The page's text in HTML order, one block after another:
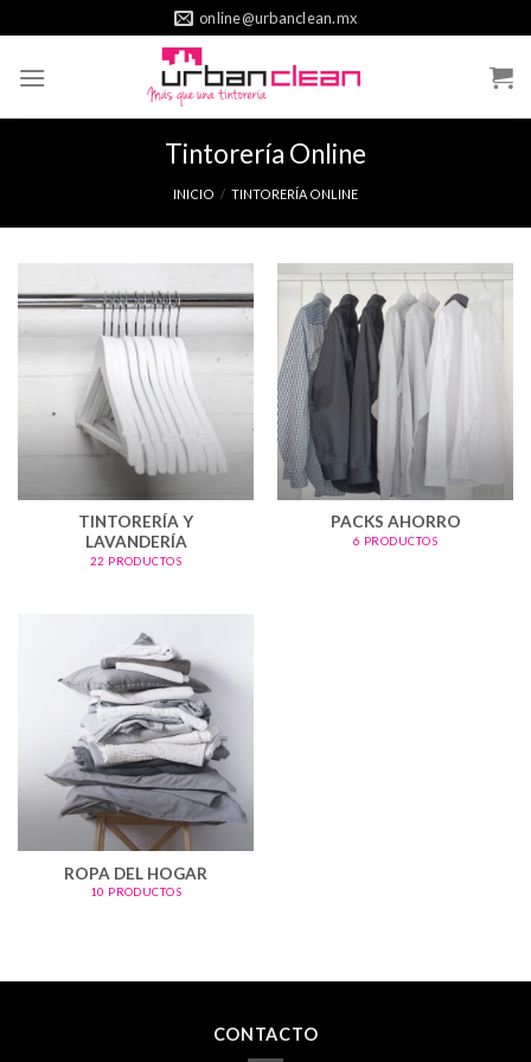
to
content
online@urbanclean.mx
Tintorería Online
INICIO / TINTORERÍA ONLINE
TINTORERÍA Y
LAVANDERÍA
22 PRODUCTOS
PACKS AHORRO
6 PRODUCTOS
ROPA DEL HOGAR
10 PRODUCTOS
CONTACTO